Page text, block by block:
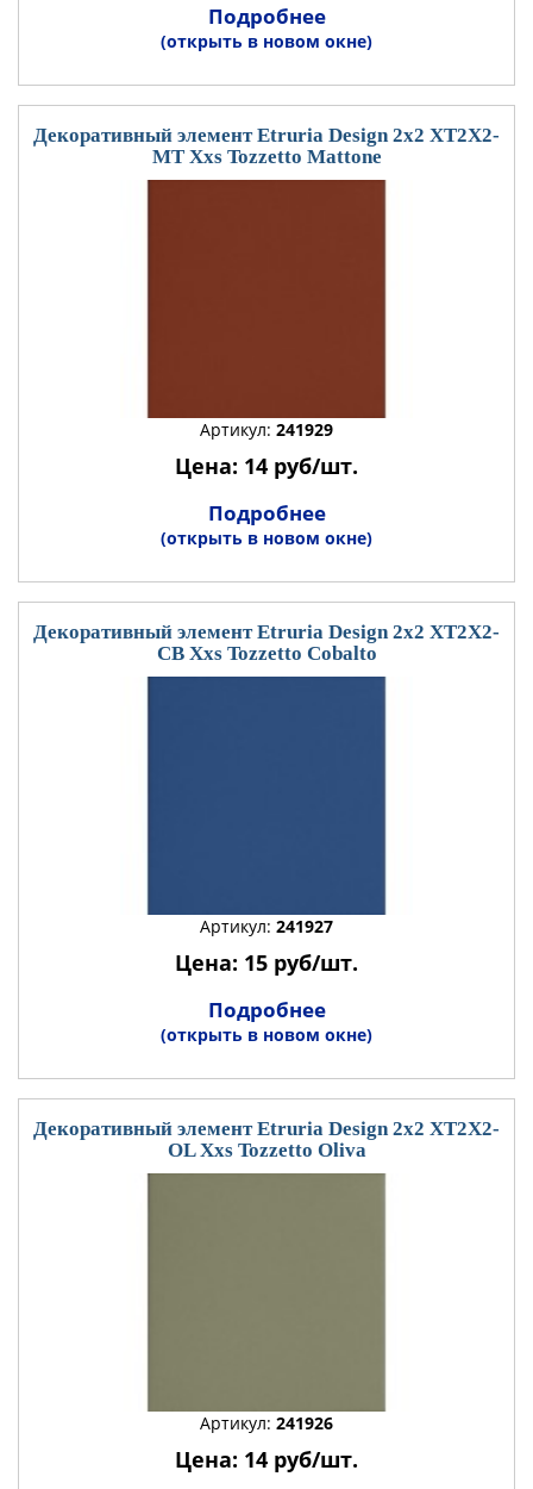
Подробнее
(открыть в новом окне)
Декоративный элемент Etruria Design 2x2 XT2X2-
MT Xxs Tozzetto Mattone
Артикул: 241929
Цена: 14 руб/шт.
Подробнее
(открыть в новом окне)
Декоративный элемент Etruria Design 2x2 XT2X2-
CB Xxs Tozzetto Cobalto
Артикул: 241927
Цена: 15 руб/шт.
Подробнее
(открыть в новом окне)
Декоративный элемент Etruria Design 2x2 XT2X2-
OL Xxs Tozzetto Oliva
Артикул: 241926
Цена: 14 руб/шт.